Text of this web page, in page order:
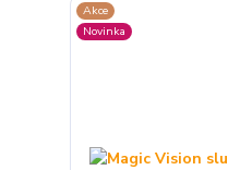
Akce
Novinka